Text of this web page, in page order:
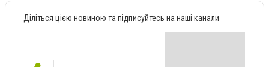
Діліться цією новиною та підписуйтесь на наші канали